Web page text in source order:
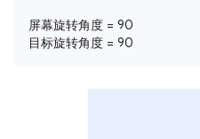
屏幕旋转角度 = 90
目标旋转角度 = 90